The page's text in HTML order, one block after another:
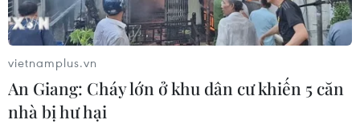
mạng Việt Nam
06/08/2026 02:39
Thủ tướng: Bảo đảm an ninh mạng
phải gắn kết giữa bảo vệ hệ thống và
con người
vietnamplus.vn
An Giang: Cháy lớn ở khu dân cư khiến 5 căn
nhà bị hư hại